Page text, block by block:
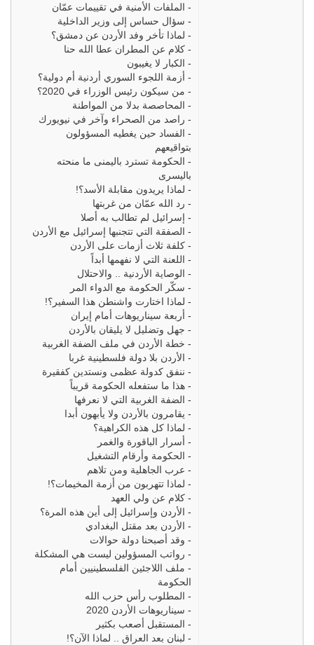
- الملفات الأمنية في تقييمات عمّان
- سؤال حساس إلى وزير الداخلية
- لماذا تأخر وفد الأردن عن دمشق؟
- كلام عن المطران عطا الله حنا
- الكبار لا يغيبون
- أزمة اللجوء السوري أردنية أم دولية؟
- من سيكون رئيس الوزراء في 2020؟
- المحاصصة بدلا من المواطنة
- راصد من الصحراء وآخر في نيويورك
- الفساد حين يغطيه المسؤولون
بتواقيعهم
- الحكومة تسترد باليمنى ما منحته
باليسرى
- لماذا يريدون مقابلة الأسد؟!
- رد الله عمّان من غربتها
- إسرائيل لم تطالب به أصلا
- الصفقة التي تتجنبها إسرائيل مع الأردن
- كلفة ثلاث أزمات على الأردن
- اللعنة التي لا نفهمها أبداً
- الوصاية الأردنية .. والاحتلال
- سكّر الحكومة مع الدواء المر
- لماذا اختارت واشنطن هذا السفير؟!
- أربعة سيناريوهات أمام إيران
- جهل وتضليل لا يليقان بالأردن
- خطة الأردن في ملف الضفة الغربية
- الأردن بلا دولة فلسطينية غربا
- ننفق كدولة عظمى ونستدين كفقيرة
- هذا ما ستفعله الحكومة قريباً
- الضفة الغربية التي لا نعرفها
- يقامرون بالأردن ولا يأبهون أبدا
- لماذا كل هذه الكراهية؟
- أسرار الباقورة والغمر
- الحكومة وأرقام التشغيل
- عرب الجاهلية ومن تلاهم
- لماذا تتهربون من أزمة المخيمات؟!
- كلام عن ولي العهد
- الأردن وإسرائيل إلى أين هذه المرة؟
- الأردن بعد مقتل البغدادي
- وقد أصبحنا دولة حوالات
- رواتب المسؤولين ليست هي المشكلة
- ملف اللاجئين الفلسطينيين أمام
الحكومة
- المطلوب رأس حزب الله
- سيناريوهات الأردن 2020
- المستقبل أصعب بكثير
- لبنان بعد العراق .. لماذا الآن؟!